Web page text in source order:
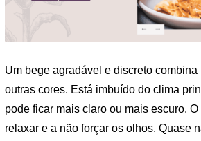
Um bege agradável e discreto combina
outras cores. Está imbuído do clima
pode ficar mais claro ou mais escuro.
relaxar e a não forçar os olhos. Quase